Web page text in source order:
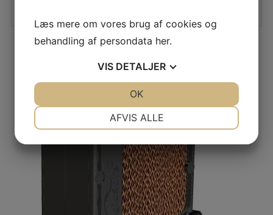
Læs mere om vores brug af cookies og
behandling af persondata her.
VIS DETALJER
STATISTIK
AFVIS ALLE
OK